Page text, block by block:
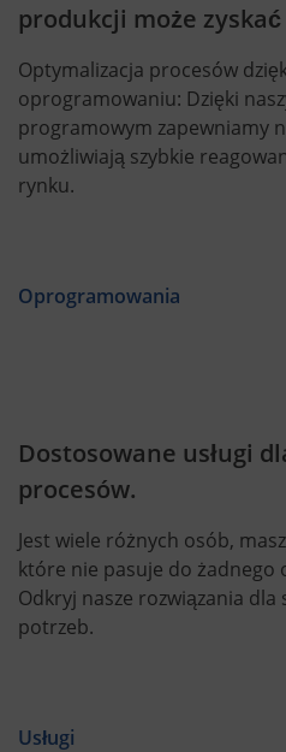
produkcji może
Optymalizacja procesów
oprogramowaniu: Dzięki
programowym zapewniamy
umożliwiają szybkie
rynku.
Oprogramowania
Dostosowane usługi
procesów.
Jest wiele różnych osób,
które nie pasuje do żadnego
Odkryj nasze rozwiązania dla
potrzeb.
Usługi